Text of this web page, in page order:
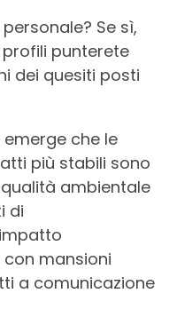
Se sì,
punterete
dei quesiti posti
emerge che le
più stabili sono
ambientale
di
mansioni
a comunicazione